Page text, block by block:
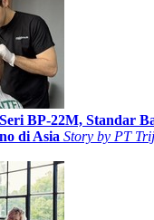
BP-22M, Standar
di Asia Story by PT